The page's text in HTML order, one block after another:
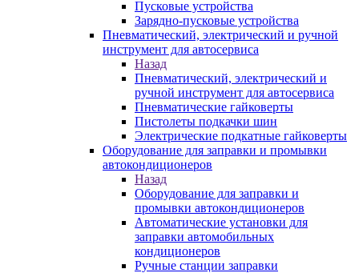
Пусковые устройства
Зарядно-пусковые устройства
Пневматический, электрический и ручной
инструмент для автосервиса
Назад
Пневматический, электрический и
ручной инструмент для автосервиса
Пневматические гайковерты
Пистолеты подкачки шин
Электрические подкатные гайковерты
Оборудование для заправки и промывки
автокондиционеров
Назад
Оборудование для заправки и
промывки автокондиционеров
Автоматические установки для
заправки автомобильных
кондиционеров
Ручные станции заправки